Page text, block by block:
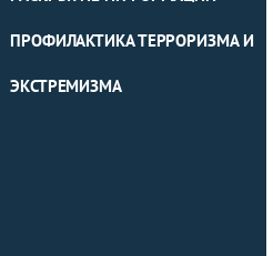
ПРОФИЛАКТИКА ТЕРРОРИЗМА И
ЭКСТРЕМИЗМА